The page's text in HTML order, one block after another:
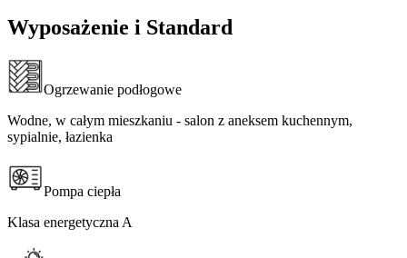
Wyposażenie i Standard
Ogrzewanie podłogowe​​​​‌ ‍ ​‍​‍‌‍ ‌ ​‍‌‍‍‌‌‍‌ ‌‍‍‌‌‍ ‍​‍​‍​ ‍‍​‍​‍‌ ​ ‌‍​‌‌‍ ‍‌‍‍‌‌ ‌​‌ ‍‌​‍ ‍‌‍‍‌‌‍ ​‍​‍​‍ ​​‍​‍‌‍‍​‌ ​‍‌‍‌‌‌‍‌‍​‍​‍​ ‍‍​‍​‍​‍ ‌ ​ ‌ ‌​‌ ‌‌‌‍‌​‌‍‍‌‌‍ ​‍ ‌‍‍‌‌‍ ‍‌ ‌​‌‍‌‌‌‍ ‍‌ ‌​​‍ ‌‍‌‌‌‍‌​‌‍‍‌‌ ‌​​‍ ‌‍ ‌‌‍ ‌‍‌​‌‍‌‌​ ‌‌ ​​‌ ​‍‌‍‌‌‌ ​ ‌‍‌‌‌‍ ‍‌ ‌​‌‍​‌‌ ‌​‌‍‍‌‌‍ ‌‍ ‍​ ‍ ‌‍‍‌‌‍‌​​ ‌‌‍‌‌​ ‌‍‌‍‌​‌‍​‍‌‍​‍​ ‌‌​ ‌‌‌‍‌‍​‍ ‌​ ​‍‌‍‌‍‌‍​ ‌‍​‌​‍ ‌​ ‌​​ ​​​ ​‌​ ​‌​‍ ‌‌‍​‌​ ‍‌‌‍​‍​ ​‍​‍ ‌​ ​ ​ ‌​​ ‍‌​ ​‍‌‍‌​‌‍​ ​ ‌ ‌‍‌​​ ​‍‌‍​ ​ ‌​‌‍‌​​ ‍ ‌ ‌​‌ ‍‌‌ ​​‌‍‌‌​ ‌‌‍‌‌‌ ​‌‌ ‌‌‌‍‍‌‌ ​​‌‍ ‌‌‍‌‌‌‍ ‍‌ ‌​‌​‍‌‌ ‌​‌‍‌‌‌‍ ‌​ ‍ ‌ ​​‌‍​‌‌ ‌​‌‍‍​​ ‌‌‍ ‍‌‍​‌‌‍ ‌‌‍‌‌​ ‌‍​‍‌‍​‌‌ ​ ‌‍‌‌‌‌‌‌‌ ​‍‌‍ ​​ ‌​‍‌‌​ ​‍‌​‌‍‌ ​ ‌ ‌​‌ ‌‌‌‍‌​‌‍‍‌‌‍ ​‍‌‍‌‍‍‌‌‍‌​​ ‌‌‍‌‌​ ‌‍‌‍‌​‌‍​‍‌‍​‍​ ‌‌​ ‌‌‌‍‌‍​‍ ‌​ ​‍‌‍‌‍‌‍​ ‌‍​‌​‍ ‌​ ‌​​ ​​​ ​‌​ ​‌​‍ ‌‌‍​‌​ ‍‌‌‍​‍​ ​‍​‍ ‌​ ​ ​ ‌​​ ‍‌​ ​‍‌‍‌​‌‍​ ​ ‌ ‌‍‌​​ ​‍‌‍​ ​ ‌​‌‍‌​​‍‌‍‌ ‌​‌ ‍‌‌ ​​‌‍‌‌​ ‌‌‍‌‌‌ ​‌‌ ‌‌‌‍‍‌‌ ​​‌‍ ‌‌‍‌‌‌‍ ‍‌ ‌​‌​‍‌‌ ‌​‌‍‌‌‌‍ ‌​‍‌‍‌ ​​‌‍​‌‌ ‌​‌‍‍​​ ‌‌‍ ‍‌‍​‌‌‍ ‌‌‍‌‌​‍‌‍‌ ​​‌‍‌‌‌ ​‍‌ ​ ‌ ​​‌‍‌‌‌‍​ ‌ ‌​‌‍‍‌‌ ‌‍‌‍‌‌​ ‌‌ ​​‌ ‌‌‌‍​‍‌‍ ​‌‍‍‌‌ ​ ‌‍‍​‌‍‌‌‌‍‌​​‍​‍‌ ‌
Wodne, w całym mieszkaniu - salon z aneksem kuchennym,
sypialnie, łazienka​​​​‌ ‍ ​‍​‍‌‍ ‌ ​‍‌‍‍‌‌‍‌ ‌‍‍‌‌‍ ‍​‍​‍​ ‍‍​‍​‍‌ ​ ‌‍​‌‌‍ ‍‌‍‍‌‌ ‌​‌ ‍‌​‍ ‍‌‍‍‌‌‍ ​‍​‍​‍ ​​‍​‍‌‍‍​‌ ​‍‌‍‌‌‌‍‌‍​‍​‍​ ‍‍​‍​‍​‍ ‌ ​ ‌ ‌​‌ ‌‌‌‍‌​‌‍‍‌‌‍ ​‍ ‌‍‍‌‌‍ ‍‌ ‌​‌‍‌‌‌‍ ‍‌ ‌​​‍ ‌‍‌‌‌‍‌​‌‍‍‌‌ ‌​​‍ ‌‍ ‌‌‍ ‌‍‌​‌‍‌‌​ ‌‌ ​​‌ ​‍‌‍‌‌‌ ​ ‌‍‌‌‌‍ ‍‌ ‌​‌‍​‌‌ ‌​‌‍‍‌‌‍ ‌‍ ‍​ ‍ ‌‍‍‌‌‍‌​​ ‌‌‍‌‌​ ‌‍‌‍‌​‌‍​‍‌‍​‍​ ‌‌​ ‌‌‌‍‌‍​‍ ‌​ ​‍‌‍‌‍‌‍​ ‌‍​‌​‍ ‌​ ‌​​ ​​​ ​‌​ ​‌​‍ ‌‌‍​‌​ ‍‌‌‍​‍​ ​‍​‍ ‌​ ​ ​ ‌​​ ‍‌​ ​‍‌‍‌​‌‍​ ​ ‌ ‌‍‌​​ ​‍‌‍​ ​ ‌​‌‍‌​​ ‍ ‌ ‌​‌ ‍‌‌ ​​‌‍‌‌​ ‌‌‍‌‌‌ ​‌‌ ‌‌‌‍‍‌‌ ​​‌‍ ‌‌‍‌‌‌‍ ‍‌ ‌​‌​‍‌‌ ‌​‌‍‌‌‌‍ ‌​ ‍ ‌ ​​‌‍​‌‌ ‌​‌‍‍​​ ‌‌‍‌​‌‍‌‌‌ ​ ‌‍​ ‌ ​‍‌‍‍‌‌ ​​‌ ‌​‌‍‍‌‌‍ ‌‍ ‍​ ‌‍​‍‌‍​‌‌ ​ ‌‍‌‌‌‌‌‌‌ ​‍‌‍ ​​ ‌​‍‌‌​ ​‍‌​‌‍‌ ​ ‌ ‌​‌ ‌‌‌‍‌​‌‍‍‌‌‍ ​‍‌‍‌‍‍‌‌‍‌​​ ‌‌‍‌‌​ ‌‍‌‍‌​‌‍​‍‌‍​‍​ ‌‌​ ‌‌‌‍‌‍​‍ ‌​ ​‍‌‍‌‍‌‍​ ‌‍​‌​‍ ‌​ ‌​​ ​​​ ​‌​ ​‌​‍ ‌‌‍​‌​ ‍‌‌‍​‍​ ​‍​‍ ‌​ ​ ​ ‌​​ ‍‌​ ​‍‌‍‌​‌‍​ ​ ‌ ‌‍‌​​ ​‍‌‍​ ​ ‌​‌‍‌​​‍‌‍‌ ‌​‌ ‍‌‌ ​​‌‍‌‌​ ‌‌‍‌‌‌ ​‌‌ ‌‌‌‍‍‌‌ ​​‌‍ ‌‌‍‌‌‌‍ ‍‌ ‌​‌​‍‌‌ ‌​‌‍‌‌‌‍ ‌​‍‌‍‌ ​​‌‍​‌‌ ‌​‌‍‍​​ ‌‌‍‌​‌‍‌‌‌ ​ ‌‍​ ‌ ​‍‌‍‍‌‌ ​​‌ ‌​‌‍‍‌‌‍ ‌‍ ‍​‍‌‍‌ ​​‌‍‌‌‌ ​‍‌ ​ ‌ ​​‌‍‌‌‌‍​ ‌ ‌​‌‍‍‌‌ ‌‍‌‍‌‌​ ‌‌ ​​‌ ‌‌‌‍​‍‌‍ ​‌‍‍‌‌ ​ ‌‍‍​‌‍‌‌‌‍‌​​‍​‍‌ ‌
Pompa ciepła​​​​‌ ‍ ​‍​‍‌‍ ‌ ​‍‌‍‍‌‌‍‌ ‌‍‍‌‌‍ ‍​‍​‍​ ‍‍​‍​‍‌ ​ ‌‍​‌‌‍ ‍‌‍‍‌‌ ‌​‌ ‍‌​‍ ‍‌‍‍‌‌‍ ​‍​‍​‍ ​​‍​‍‌‍‍​‌ ​‍‌‍‌‌‌‍‌‍​‍​‍​ ‍‍​‍​‍​‍ ‌ ​ ‌ ‌​‌ ‌‌‌‍‌​‌‍‍‌‌‍ ​‍ ‌‍‍‌‌‍ ‍‌ ‌​‌‍‌‌‌‍ ‍‌ ‌​​‍ ‌‍‌‌‌‍‌​‌‍‍‌‌ ‌​​‍ ‌‍ ‌‌‍ ‌‍‌​‌‍‌‌​ ‌‌ ​​‌ ​‍‌‍‌‌‌ ​ ‌‍‌‌‌‍ ‍‌ ‌​‌‍​‌‌ ‌​‌‍‍‌‌‍ ‌‍ ‍​ ‍ ‌‍‍‌‌‍‌​​ ‌​ ‍​‌‍‌​‌‍‌‌‌‍​‍‌‍​‌‌‍‌‍‌‍​‍​ ‌‌​‍ ‌​ ‌​​ ​‍​ ‌‍​ ‍‌​‍ ‌​ ‌​‌‍‌‍​ ‍‌​ ‍‌​‍ ‌‌‍​‌‌‍​‍​ ​ ​ ‌ ​‍ ‌​ ​‍​ ​ ​ ​‍‌‍​ ‌‍‌​​ ‌‌​ ​ ​ ​‌​ ‌‍​ ‍​‌‍‌​​ ‍​​ ‍ ‌ ‌​‌ ‍‌‌ ​​‌‍‌‌​ ‌‌‍‌‌‌ ​‌‌ ‌‌‌‍‍‌‌ ​​‌‍ ‌‌‍‌‌‌‍ ‍‌ ‌​‌​‍‌‌ ‌​‌‍‌‌‌‍ ‌​ ‍ ‌ ​​‌‍​‌‌ ‌​‌‍‍​​ ‌‌‍ ‍‌‍​‌‌‍ ‌‌‍‌‌​ ‌‍​‍‌‍​‌‌ ​ ‌‍‌‌‌‌‌‌‌ ​‍‌‍ ​​ ‌​‍‌‌​ ​‍‌​‌‍‌ ​ ‌ ‌​‌ ‌‌‌‍‌​‌‍‍‌‌‍ ​‍‌‍‌‍‍‌‌‍‌​​ ‌​ ‍​‌‍‌​‌‍‌‌‌‍​‍‌‍​‌‌‍‌‍‌‍​‍​ ‌‌​‍ ‌​ ‌​​ ​‍​ ‌‍​ ‍‌​‍ ‌​ ‌​‌‍‌‍​ ‍‌​ ‍‌​‍ ‌‌‍​‌‌‍​‍​ ​ ​ ‌ ​‍ ‌​ ​‍​ ​ ​ ​‍‌‍​ ‌‍‌​​ ‌‌​ ​ ​ ​‌​ ‌‍​ ‍​‌‍‌​​ ‍​​‍‌‍‌ ‌​‌ ‍‌‌ ​​‌‍‌‌​ ‌‌‍‌‌‌ ​‌‌ ‌‌‌‍‍‌‌ ​​‌‍ ‌‌‍‌‌‌‍ ‍‌ ‌​‌​‍‌‌ ‌​‌‍‌‌‌‍ ‌​‍‌‍‌ ​​‌‍​‌‌ ‌​‌‍‍​​ ‌‌‍ ‍‌‍​‌‌‍ ‌‌‍‌‌​‍‌‍‌ ​​‌‍‌‌‌ ​‍‌ ​ ‌ ​​‌‍‌‌‌‍​ ‌ ‌​‌‍‍‌‌ ‌‍‌‍‌‌​ ‌‌ ​​‌ ‌‌‌‍​‍‌‍ ​‌‍‍‌‌ ​ ‌‍‍​‌‍‌‌‌‍‌​​‍​‍‌ ‌
Klasa energetyczna A​​​​‌ ‍ ​‍​‍‌‍ ‌ ​‍‌‍‍‌‌‍‌ ‌‍‍‌‌‍ ‍​‍​‍​ ‍‍​‍​‍‌ ​ ‌‍​‌‌‍ ‍‌‍‍‌‌ ‌​‌ ‍‌​‍ ‍‌‍‍‌‌‍ ​‍​‍​‍ ​​‍​‍‌‍‍​‌ ​‍‌‍‌‌‌‍‌‍​‍​‍​ ‍‍​‍​‍​‍ ‌ ​ ‌ ‌​‌ ‌‌‌‍‌​‌‍‍‌‌‍ ​‍ ‌‍‍‌‌‍ ‍‌ ‌​‌‍‌‌‌‍ ‍‌ ‌​​‍ ‌‍‌‌‌‍‌​‌‍‍‌‌ ‌​​‍ ‌‍ ‌‌‍ ‌‍‌​‌‍‌‌​ ‌‌ ​​‌ ​‍‌‍‌‌‌ ​ ‌‍‌‌‌‍ ‍‌ ‌​‌‍​‌‌ ‌​‌‍‍‌‌‍ ‌‍ ‍​ ‍ ‌‍‍‌‌‍‌​​ ‌​ ‍​‌‍‌​‌‍‌‌‌‍​‍‌‍​‌‌‍‌‍‌‍​‍​ ‌‌​‍ ‌​ ‌​​ ​‍​ ‌‍​ ‍‌​‍ ‌​ ‌​‌‍‌‍​ ‍‌​ ‍‌​‍ ‌‌‍​‌‌‍​‍​ ​ ​ ‌ ​‍ ‌​ ​‍​ ​ ​ ​‍‌‍​ ‌‍‌​​ ‌‌​ ​ ​ ​‌​ ‌‍​ ‍​‌‍‌​​ ‍​​ ‍ ‌ ‌​‌ ‍‌‌ ​​‌‍‌‌​ ‌‌‍‌‌‌ ​‌‌ ‌‌‌‍‍‌‌ ​​‌‍ ‌‌‍‌‌‌‍ ‍‌ ‌​‌​‍‌‌ ‌​‌‍‌‌‌‍ ‌​ ‍ ‌ ​​‌‍​‌‌ ‌​‌‍‍​​ ‌‌‍‌​‌‍‌‌‌ ​ ‌‍​ ‌ ​‍‌‍‍‌‌ ​​‌ ‌​‌‍‍‌‌‍ ‌‍ ‍​ ‌‍​‍‌‍​‌‌ ​ ‌‍‌‌‌‌‌‌‌ ​‍‌‍ ​​ ‌​‍‌‌​ ​‍‌​‌‍‌ ​ ‌ ‌​‌ ‌‌‌‍‌​‌‍‍‌‌‍ ​‍‌‍‌‍‍‌‌‍‌​​ ‌​ ‍​‌‍‌​‌‍‌‌‌‍​‍‌‍​‌‌‍‌‍‌‍​‍​ ‌‌​‍ ‌​ ‌​​ ​‍​ ‌‍​ ‍‌​‍ ‌​ ‌​‌‍‌‍​ ‍‌​ ‍‌​‍ ‌‌‍​‌‌‍​‍​ ​ ​ ‌ ​‍ ‌​ ​‍​ ​ ​ ​‍‌‍​ ‌‍‌​​ ‌‌​ ​ ​ ​‌​ ‌‍​ ‍​‌‍‌​​ ‍​​‍‌‍‌ ‌​‌ ‍‌‌ ​​‌‍‌‌​ ‌‌‍‌‌‌ ​‌‌ ‌‌‌‍‍‌‌ ​​‌‍ ‌‌‍‌‌‌‍ ‍‌ ‌​‌​‍‌‌ ‌​‌‍‌‌‌‍ ‌​‍‌‍‌ ​​‌‍​‌‌ ‌​‌‍‍​​ ‌‌‍‌​‌‍‌‌‌ ​ ‌‍​ ‌ ​‍‌‍‍‌‌ ​​‌ ‌​‌‍‍‌‌‍ ‌‍ ‍​‍‌‍‌ ​​‌‍‌‌‌ ​‍‌ ​ ‌ ​​‌‍‌‌‌‍​ ‌ ‌​‌‍‍‌‌ ‌‍‌‍‌‌​ ‌‌ ​​‌ ‌‌‌‍​‍‌‍ ​‌‍‍‌‌ ​ ‌‍‍​‌‍‌‌‌‍‌​​‍​‍‌ ‌